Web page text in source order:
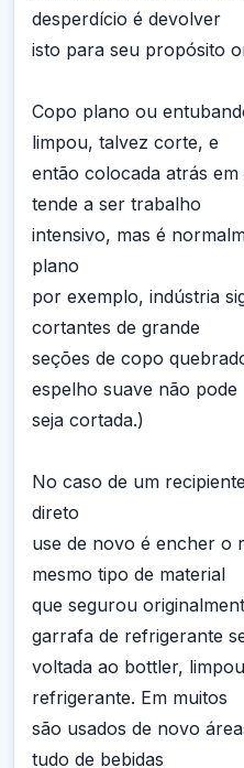
desperdício é devolver
isto para seu propósito
Copo plano ou
limpou, talvez corte, e
então colocada atrás
tende a ser trabalho
intensivo, mas é
plano
por exemplo, indústria
cortantes de grande
seções de copo
espelho suave não pode
seja cortada.)
No caso de um
direto
use de novo é encher o
mesmo tipo de material
que segurou
garrafa de refrigerante
voltada ao bottler,
refrigerante. Em muitos
são usados de novo
tudo de bebidas